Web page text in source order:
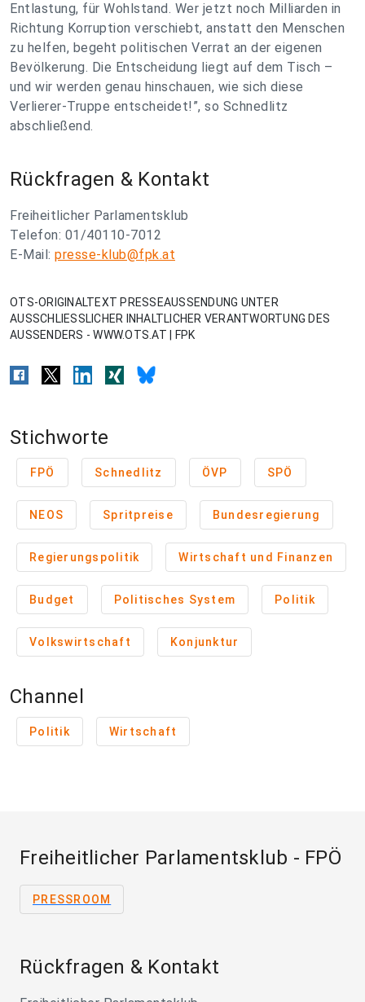
Entlastung, für Wohlstand. Wer jetzt noch Milliarden in
Richtung Korruption verschiebt, anstatt den Menschen
zu helfen, begeht politischen Verrat an der eigenen
Bevölkerung. Die Entscheidung liegt auf dem Tisch –
und wir werden genau hinschauen, wie sich diese
Verlierer-Truppe entscheidet!”, so Schnedlitz
abschließend.
Rückfragen & Kontakt
Freiheitlicher Parlamentsklub
Telefon: 01/40110-7012
E-Mail: presse-klub@fpk.at
OTS-ORIGINALTEXT PRESSEAUSSENDUNG UNTER
AUSSCHLIESSLICHER INHALTLICHER VERANTWORTUNG DES
AUSSENDERS - WWW.OTS.AT | FPK
Stichworte
FPÖ Schnedlitz ÖVP SPÖ
NEOS Spritpreise Bundesregierung
Regierungspolitik Wirtschaft und Finanzen
Budget Politisches System Politik
Volkswirtschaft Konjunktur
Channel
Politik Wirtschaft
Freiheitlicher Parlamentsklub - FPÖ
PRESSROOM
Rückfragen & Kontakt